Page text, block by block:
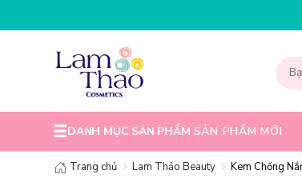
DANH MỤC SẢN PHẨM SẢN PHẨM MỚI
Trang chủ Lam Thảo Beauty Kem Chống